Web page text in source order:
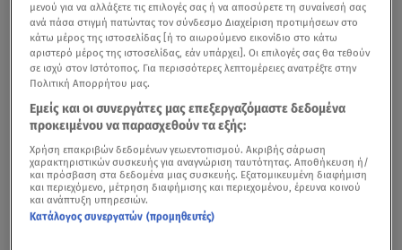
μενού για να αλλάξετε τις επιλογές σας ή να αποσύρετε τη συναίνεσή σας
ανά πάσα στιγμή πατώντας τον σύνδεσμο Διαχείριση προτιμήσεων στο
κάτω μέρος της ιστοσελίδας [ή το αιωρούμενο εικονίδιο στο κάτω
αριστερό μέρος της ιστοσελίδας, εάν υπάρχει]. Οι επιλογές σας θα τεθούν
σε ισχύ στον Ιστότοπος. Για περισσότερες λεπτομέρειες ανατρέξτε στην
Πολιτική Απορρήτου μας.
Εμείς και οι συνεργάτες μας επεξεργαζόμαστε δεδομένα
προκειμένου να παρασχεθούν τα εξής:
Χρήση επακριβών δεδομένων γεωεντοπισμού. Ακριβής σάρωση
χαρακτηριστικών συσκευής για αναγνώριση ταυτότητας. Αποθήκευση ή/
και πρόσβαση στα δεδομένα μιας συσκευής. Εξατομικευμένη διαφήμιση
και περιεχόμενο, μέτρηση διαφήμισης και περιεχομένου, έρευνα κοινού
και ανάπτυξη υπηρεσιών.
Κατάλογος συνεργατών (προμηθευτές)